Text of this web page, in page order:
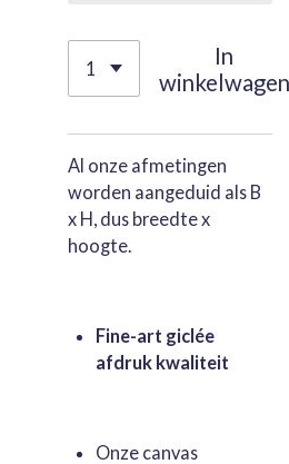
In
winkelwagen
Al onze afmetingen
worden aangeduid als B
x H, dus breedte x
hoogte.
Fine-art giclée
afdruk kwaliteit
Onze canvas